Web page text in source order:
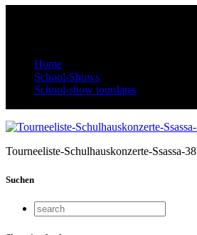
Home
School-Shows
School-show tourdates
Tourneeliste-Schulhauskonzerte-Ssassa-38
Suchen